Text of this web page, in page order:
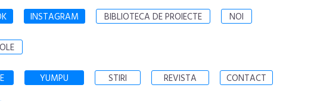
INSTAGRAM BIBLIOTECA DE PROIECTE NOI
YUMPU STIRI REVISTA CONTACT